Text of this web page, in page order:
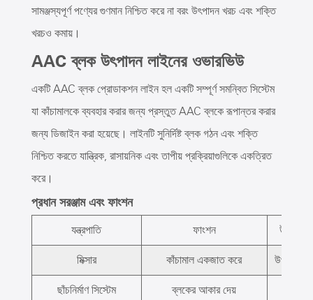
সামঞ্জস্যপূর্ণ পণ্যের গুণমান নিশ্চিত করে না বরং উৎপাদন খরচ এবং শক্তি
খরচও কমায়।
AAC ব্লক উৎপাদন লাইনের ওভারভিউ
একটি AAC ব্লক প্রোডাকশন লাইন হল একটি সম্পূর্ণ সমন্বিত সিস্টেম
যা কাঁচামালকে ব্যবহার করার জন্য প্রস্তুত AAC ব্লকে রূপান্তর করার
জন্য ডিজাইন করা হয়েছে। লাইনটি সুনির্দিষ্ট ব্লক গঠন এবং শক্তি
নিশ্চিত করতে যান্ত্রিক, রাসায়নিক এবং তাপীয় প্রক্রিয়াগুলিকে একত্রিত
করে।
প্রধান সরঞ্জাম এবং ফাংশন
যন্ত্রপাতি ফাংশন উৎপাদন
মিক্সার কাঁচামাল একজাত করে উপাদান
ছাঁচনির্মাণ সিস্টেম ব্লকের আকার দেয়